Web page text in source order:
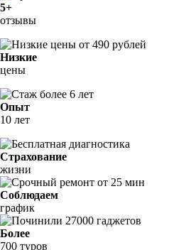
5+
отзывы
Низкие
цены
Опыт
10 лет
Страхование
жизни
Соблюдаем
график
Более
700 туров